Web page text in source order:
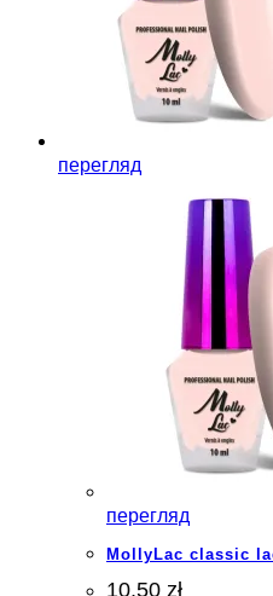
перегляд
перегляд
MollyLac classic
10.50 zł